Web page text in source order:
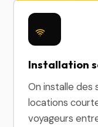
Installation
On installe des
locations
voyageurs